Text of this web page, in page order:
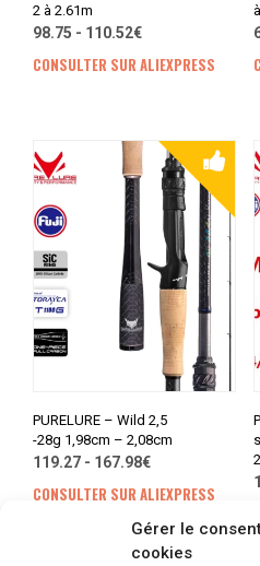
Gérer le
cookies
2 à 2.61m
98.75 - 110.52€
CONSULTER SUR ALIEXPRESS
PURELURE – Wild 2,5
-28g 1,98cm – 2,08cm
119.27 - 167.98€
CONSULTER SUR ALIEXPRESS